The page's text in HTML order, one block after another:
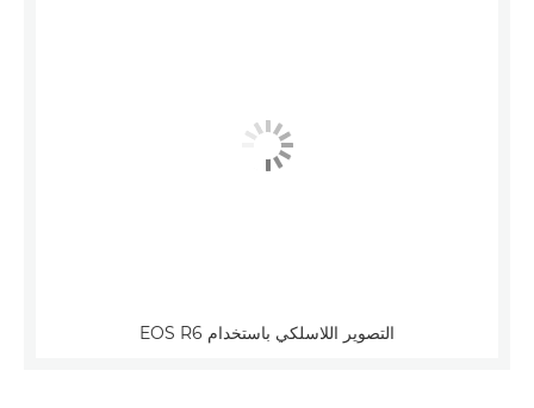
التصوير اللاسلكي باستخدام EOS R6